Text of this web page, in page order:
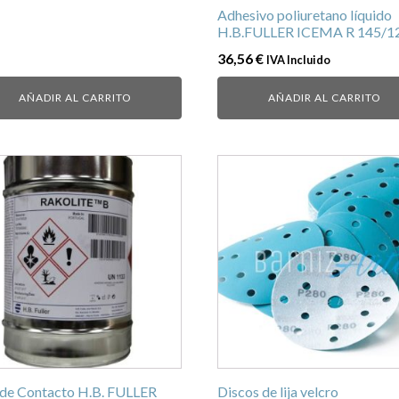
AÑADIR AL CARRITO
Adhesivo poliuretano líquido
H.B.FULLER ICEMA R 145/
36,56€ IVA Incluido
AÑADIR AL CARRITO
Contacto H.B. FULLER
Discos de lija velcro
múltiples
variantes.
Las
opciones
elegir
en